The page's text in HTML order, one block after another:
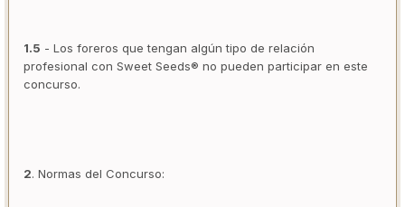
1.5 - Los foreros que tengan algún tipo de relación
profesional con Sweet Seeds® no pueden participar en este
concurso.
2. Normas del Concurso: